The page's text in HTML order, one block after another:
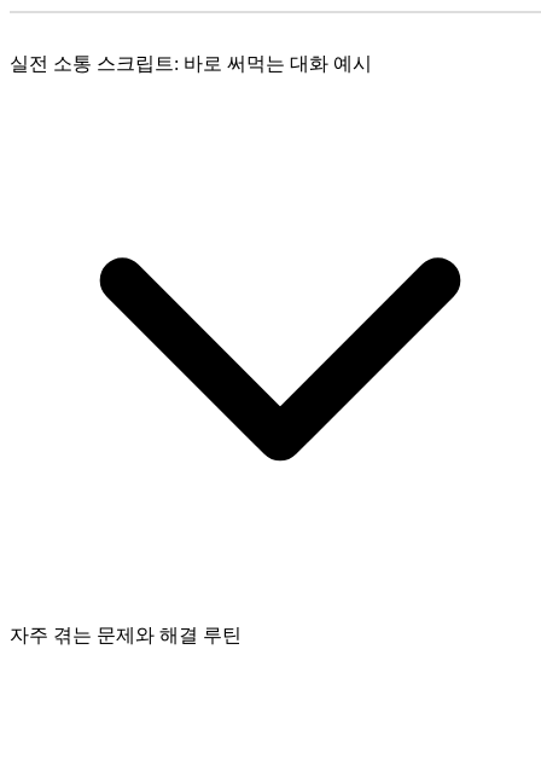
실전 소통 스크립트: 바로 써먹는 대화 예시
자주 겪는 문제와 해결 루틴